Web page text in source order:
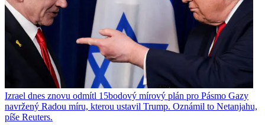
Izrael dnes znovu odmítl 15bodový mírový plán pro Pásmo Gazy
navržený Radou míru, kterou ustavil Trump. Oznámil to Netanjahu,
píše Reuters.